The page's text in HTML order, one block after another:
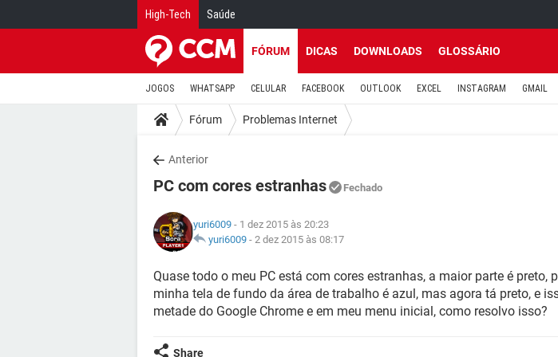
High-Tech Saúde
FÓRUM DICAS DOWNLOADS GLOSSÁRIO
JOGOS WHATSAPP CELULAR FACEBOOK OUTLOOK EXCEL INSTAGRAM GMAIL
Fórum Problemas Internet
Anterior
PC com cores estranhas Fechado
yuri6009 - 1 dez 2015 às 20:23
yuri6009 - 2 dez 2015 às 08:17
Quase todo o meu PC está com cores estranhas, a maior parte é preto,
minha tela de fundo da área de trabalho é azul, mas agora tá preto, e
metade do Google Chrome e em meu menu inicial, como resolvo isso?
Share